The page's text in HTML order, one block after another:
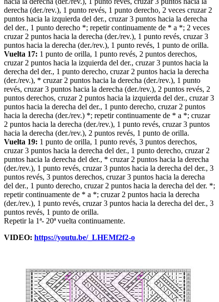
derecha (der./rev.), 1 punto revés, 1 punto derecho, 2 veces cruzar 2
puntos hacia la izquierda del der., cruzar 3 puntos hacia la derecha
del der., 1 punto derecho *; repetir continuamente de * a *; 2 veces
cruzar 2 puntos hacia la derecha (der./rev.), 1 punto revés, cruzar 3
puntos hacia la derecha (der./rev.), 1 punto revés, 1 punto de orilla.
Vuelta 17: 1 punto de orilla, 1 punto revés, 2 puntos derechos,
cruzar 2 puntos hacia la izquierda del der., cruzar 3 puntos hacia la
derecha del der., 1 punto derecho, cruzar 2 puntos hacia la derecha
(der./rev.), * cruzar 2 puntos hacia la derecha (der./rev.), 1 punto
revés, cruzar 3 puntos hacia la derecha (der./rev.), 2 puntos revés, 2
puntos derechos, cruzar 2 puntos hacia la izquierda del der., cruzar 3
puntos hacia la derecha del der., 1 punto derecho, cruzar 2 puntos
hacia la derecha (der./rev.) *; repetir continuamente de * a *; cruzar
2 puntos hacia la derecha (der./rev.), 1 punto revés, cruzar 3 puntos
hacia la derecha (der./rev.), 2 puntos revés, 1 punto de orilla.
Vuelta 19: 1 punto de orilla, 1 punto revés, 3 puntos derechos,
cruzar 3 puntos hacia la derecha del der., 1 punto derecho, cruzar 2
puntos hacia la derecha del der., * cruzar 2 puntos hacia la derecha
(der./rev.), 1 punto revés, cruzar 3 puntos hacia la derecha del der., 3
puntos revés, 3 puntos derechos, cruzar 3 puntos hacia la derecha
del der., 1 punto derecho, cruzar 2 puntos hacia la derecha del der. *;
repetir continuamente de * a *; cruzar 2 puntos hacia la derecha
(der./rev.), 1 punto revés, cruzar 3 puntos hacia la derecha del der., 3
puntos revés, 1 punto de orilla.
Repetir la 1ª- 20ª vuelta continuamente.
VIDEO: https://youtu.be/_LHEMf2f2-o